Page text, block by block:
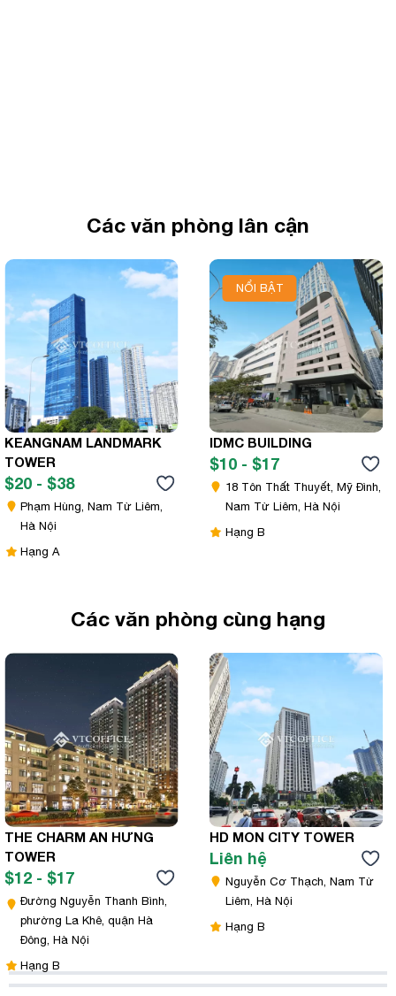
Các văn phòng lân cận
KEANGNAM LANDMARK
TOWER
$20 - $38
Phạm Hùng, Nam Từ Liêm,
Hà Nội
Hạng A
NỔI BẬT
IDMC BUILDING
$10 - $17
18 Tôn Thất Thuyết, Mỹ Đình,
Nam Từ Liêm, Hà Nội
Hạng B
Các văn phòng cùng hạng
THE CHARM AN HƯNG
TOWER
$12 - $17
Đường Nguyễn Thanh Bình,
phường La Khê, quận Hà
Đông, Hà Nội
Hạng B
HD MON CITY TOWER
Liên hệ
Nguyễn Cơ Thạch, Nam Từ
Liêm, Hà Nội
Hạng B